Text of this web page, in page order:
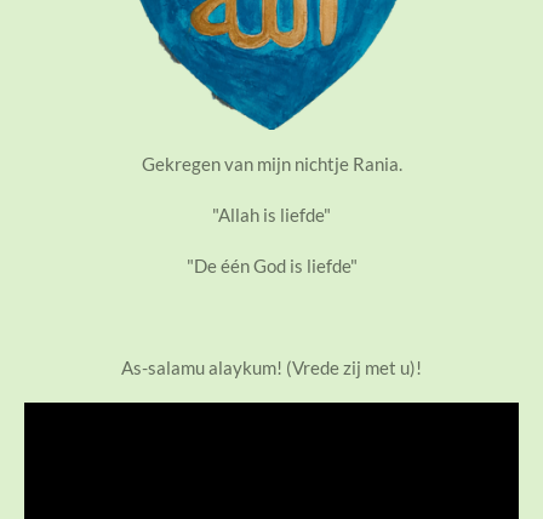
Gekregen van mijn nichtje Rania.
"Allah is liefde"
"De één God is liefde"
As-salamu alaykum! (Vrede zij met u)!